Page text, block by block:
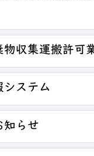
物収集運搬許可
システム
知らせ